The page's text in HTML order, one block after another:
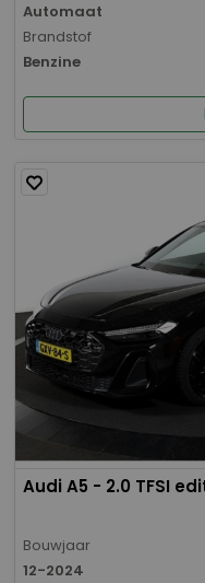
Automaat
Brandstof
Benzine
Audi A5 - 2.0 TFSI
Bouwjaar
12-2024